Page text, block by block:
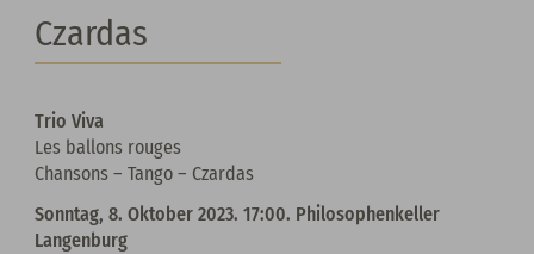
Czardas
Trio Viva
Les ballons rouges
Chansons – Tango – Czardas
Sonntag, 8. Oktober 2023. 17:00. Philosophenkeller
Langenburg